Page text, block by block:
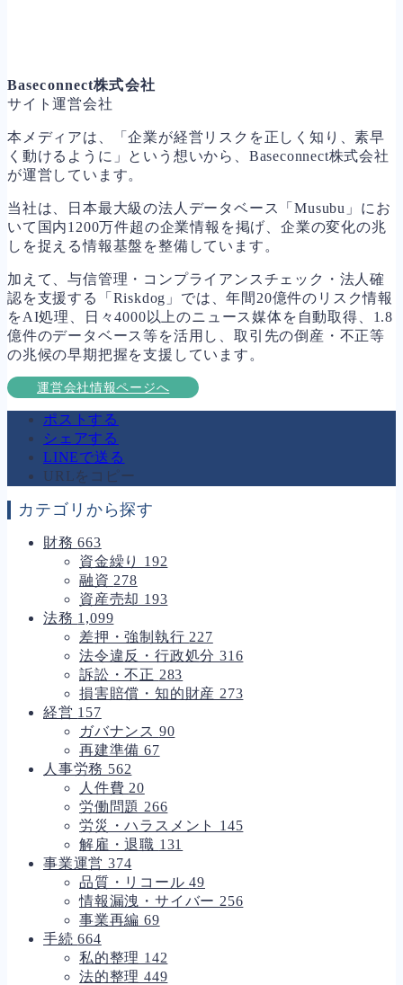
Baseconnect株式会社
サイト運営会社
本メディアは、「企業が経営リスクを正しく知り、素早
く動けるように」という想いから、Baseconnect株式会社
が運営しています。
当社は、日本最大級の法人データベース「Musubu」にお
いて国内1200万件超の企業情報を掲げ、企業の変化の兆
しを捉える情報基盤を整備しています。
加えて、与信管理・コンプライアンスチェック・法人確
認を支援する「Riskdog」では、年間20億件のリスク情報
をAI処理、日々4000以上のニュース媒体を自動取得、1.8
億件のデータベース等を活用し、取引先の倒産・不正等
の兆候の早期把握を支援しています。
運営会社情報ページへ
ポストする
シェアする
LINEで送る
URLをコピー
カテゴリから探す
財務663
資金繰り 192
融資 278
資産売却 193
法務 1,099
差押・強制執行 227
法令違反・行政処分316
訴訟・不正 283
損害賠償・知的財産 273
経営 157
ガバナンス 90
再建準備 67
人事労務 562
人件費 20
労働問題 266
労災・ハラスメント 145
解雇・退職 131
事業運営 374
品質・リコール49
情報漏洩・サイバー 256
事業再編 69
手続664
私的整理 142
法的整理 449